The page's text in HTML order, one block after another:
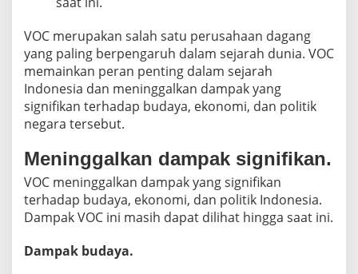
VOC merupakan salah satu perusahaan dagang
yang paling berpengaruh dalam sejarah dunia. VOC
memainkan peran penting dalam sejarah
Indonesia dan meninggalkan dampak yang
signifikan terhadap budaya, ekonomi, dan politik
negara tersebut.
Meninggalkan dampak signifikan.
VOC meninggalkan dampak yang signifikan
terhadap budaya, ekonomi, dan politik Indonesia.
Dampak VOC ini masih dapat dilihat hingga saat ini.
Dampak budaya.